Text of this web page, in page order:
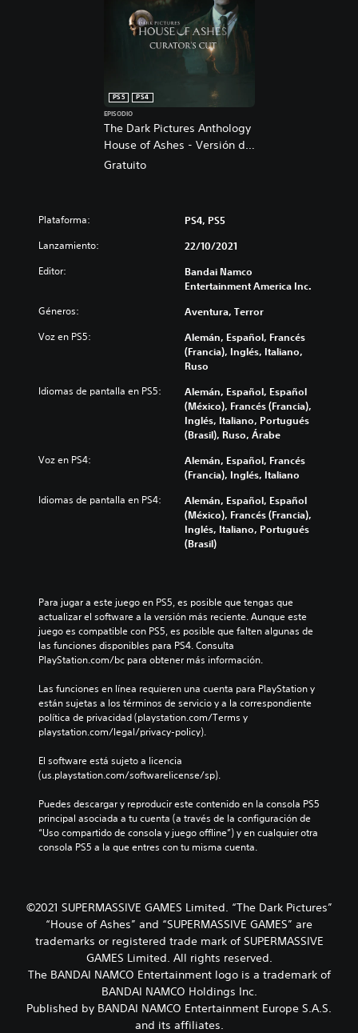
The Dark Pictures Anthology
House of Ashes - Versión del
curador PS4 & PS5
PS5
PS4
EPISODIO
Gratuito
Plataforma: PS4, PS5
Lanzamiento: 22/10/2021
Editor:
Bandai Namco
Entertainment America Inc.
Géneros: Aventura, Terror
Voz en PS5:
Alemán, Español, Francés
(Francia), Inglés, Italiano,
Ruso
Idiomas de pantalla en PS5:
Alemán, Español, Español
(México), Francés (Francia),
Inglés, Italiano, Portugués
(Brasil), Ruso, Árabe
Voz en PS4:
Alemán, Español, Francés
(Francia), Inglés, Italiano
Idiomas de pantalla en PS4:
Alemán, Español, Español
(México), Francés (Francia),
Inglés, Italiano, Portugués
(Brasil)
Para jugar a este juego en PS5, es posible que tengas que
actualizar el software a la versión más reciente. Aunque este
juego es compatible con PS5, es posible que falten algunas de
las funciones disponibles para PS4. Consulta
PlayStation.com/bc para obtener más información.
Las funciones en línea requieren una cuenta para PlayStation y
están sujetas a los términos de servicio y a la correspondiente
política de privacidad (playstation.com/Terms y
playstation.com/legal/privacy-policy).
El software está sujeto a licencia
(us.playstation.com/softwarelicense/sp).
Puedes descargar y reproducir este contenido en la consola PS5
principal asociada a tu cuenta (a través de la configuración de
“Uso compartido de consola y juego offline”) y en cualquier otra
consola PS5 a la que entres con tu misma cuenta.
©2021 SUPERMASSIVE GAMES Limited. “The Dark Pictures”
“House of Ashes” and “SUPERMASSIVE GAMES” are
trademarks or registered trade mark of SUPERMASSIVE
GAMES Limited. All rights reserved.
The BANDAI NAMCO Entertainment logo is a trademark of
BANDAI NAMCO Holdings Inc.
Published by BANDAI NAMCO Entertainment Europe S.A.S.
and its affiliates.